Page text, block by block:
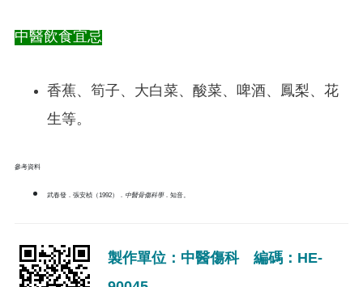
中醫飲食宜忌
香蕉、筍子、大白菜、酸菜、啤酒、鳳梨、花
生等。
參考資料
武春發．張安楨（1992）． 中醫骨傷科學．知音。
製作單位：中醫傷科 編碼：HE-